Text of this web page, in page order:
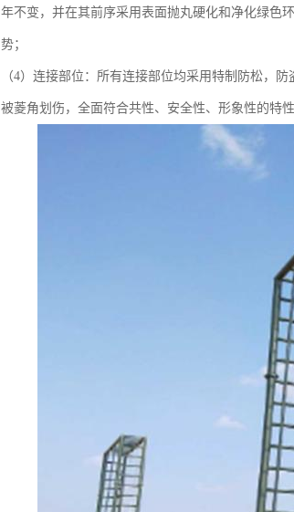
年不变，并在其前序采用表面抛丸硬化和净化绿色
势；
（4）连接部位：所有连接部位均采用特制防松，
被菱角划伤，全面符合共性、安全性、形象性的特性